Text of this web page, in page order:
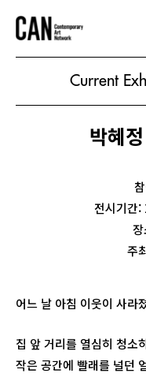
Current
박혜
전시기간
주
어느 날 아침 이웃이 사라
집 앞 거리를 열심히 청소
작은 공간에 빨래를 널던